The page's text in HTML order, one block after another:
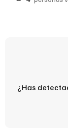
¿Has